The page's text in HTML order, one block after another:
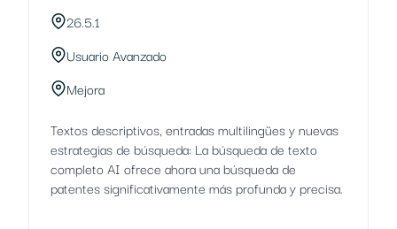
26.5.1
Usuario Avanzado
Mejora
Textos descriptivos, entradas multilingües y nuevas
estrategias de búsqueda: La búsqueda de texto
completo AI ofrece ahora una búsqueda de
patentes significativamente más profunda y precisa.